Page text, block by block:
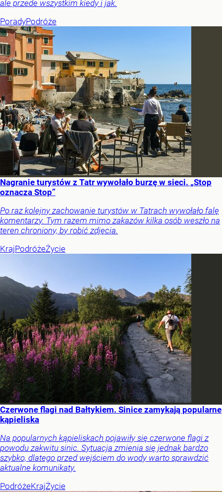
ale przede wszystkim kiedy i jak.
PoradyPodróże
Nagranie turystów z Tatr wywołało burzę w sieci. „Stop
oznacza Stop”
Po raz kolejny zachowanie turystów w Tatrach wywołało falę
komentarzy. Tym razem mimo zakazów kilka osób weszło na
teren chroniony, by robić zdjęcia.
KrajPodróżeŻycie
Czerwone flagi nad Bałtykiem. Sinice zamykają popularne
kąpieliska
Na popularnych kąpieliskach pojawiły się czerwone flagi z
powodu zakwitu sinic. Sytuacja zmienia się jednak bardzo
szybko, dlatego przed wejściem do wody warto sprawdzić
aktualne komunikaty.
PodróżeKrajŻycie